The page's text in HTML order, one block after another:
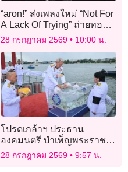
“aron!” ส่งเพลงใหม่ “Not For
A Lack Of Trying” ถ่ายทอด
ความรักความทรงจำสุด
28 กรกฎาคม 2569 10:00 น.
โปรดเกล้าฯ ประธาน
องคมนตรี บำเพ็ญพระราช
กุศลปล่อยโค-นก-ปลา วัน
เฉลิมพระชนมพรรษา
28 กรกฎาคม 2569 9:57 น.